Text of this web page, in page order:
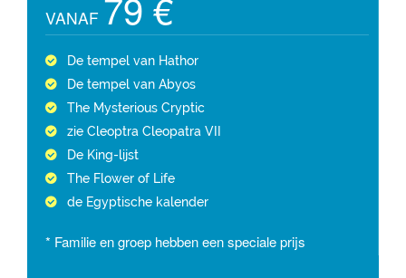
VANAF
De tempel van Hathor
De tempel van Abyos
The Mysterious Cryptic
zie Cleoptra Cleopatra VII
De King-lijst
The Flower of Life
de Egyptische kalender
* Familie en groep hebben een speciale prijs